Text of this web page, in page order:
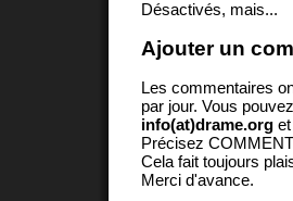
Désactivés, mais...
Ajouter un
Les commentaires
par jour. Vous
info(at)drame.org
Précisez
Cela fait toujours
Merci d'avance.